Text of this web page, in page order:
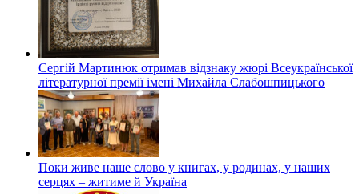
Сергій Мартинюк отримав відзнаку жюрі Всеукраїнської
літературної премії імені Михайла Слабошпицького
Поки живе наше слово у книгах, у родинах, у наших
серцях – житиме й Україна